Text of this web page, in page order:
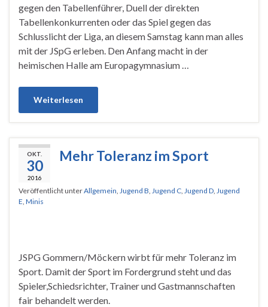
gegen den Tabellenführer, Duell der direkten
Tabellenkonkurrenten oder das Spiel gegen das
Schlusslicht der Liga, an diesem Samstag kann man alles
mit der JSpG erleben. Den Anfang macht in der
heimischen Halle am Europagymnasium …
Weiterlesen
OKT.
30
2016
Mehr Toleranz im Sport
Veröffentlicht unterAllgemein, Jugend B, Jugend C, Jugend D, Jugend
E, Minis
JSPG Gommern/Möckern wirbt für mehr Toleranz im
Sport. Damit der Sport im Fordergrund steht und das
Spieler,Schiedsrichter, Trainer und Gastmannschaften
fair behandelt werden.